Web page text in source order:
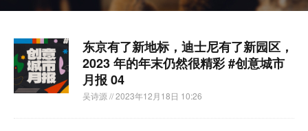
东京有了新地标，迪士尼有了新园区，
2023 年的年末仍然很精彩 #创意城市
月报 04
吴诗源 // 2023年12月18日 10:26